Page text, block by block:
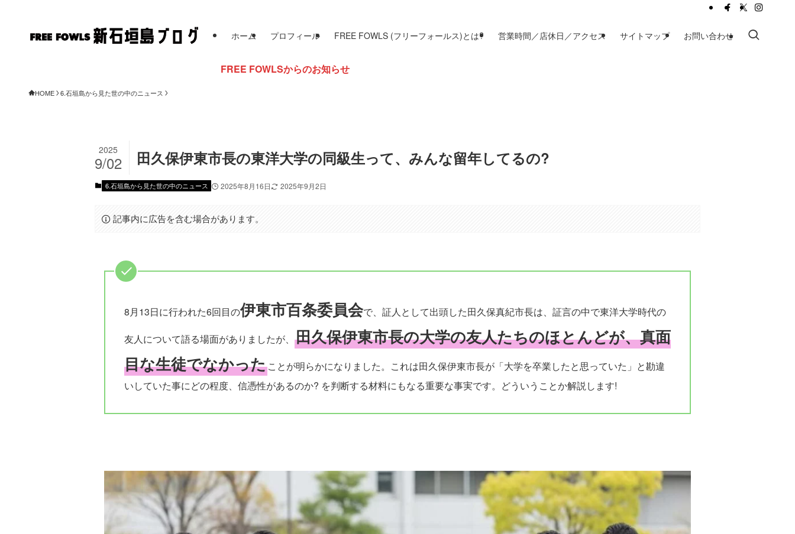
ホーム プロフィール FREE FOWLS (フリーフォールス)とは? 営業時間／店休日／アクセス サイトマップ お問い合わせ
FREE FOWLSからのお知らせ
HOME 6.石垣島から見た世の中のニュース
田久保伊東市長の東洋大学の同級生って、みんな留年してるの?
2025
9/02
6.石垣島から見た世の中のニュース 2025年8月16日 2025年9月2日
記事内に広告を含む場合があります。
8月13日に行われた6回目の伊東市百条委員会で、証人として出頭した田久保真紀市長は、証言の中で東洋大学時代の
友人について語る場面がありましたが、 田久保伊東市長の大学の友人たちのほとんどが、真面
目な生徒でなかったことが明らかになりました。これは田久保伊東市長が「大学を卒業したと思っていた」と勘違
いしていた事にどの程度、信憑性があるのか? を判断する材料にもなる重要な事実です。どういうことか解説します!